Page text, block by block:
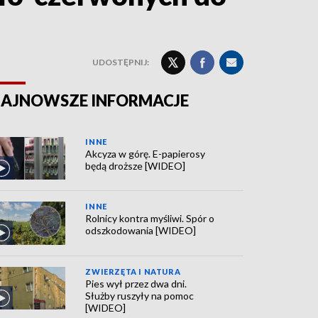
UDOSTĘPNIJ:
INFORMACJE
INNE
Akcyza w górę. E-papierosy
będą droższe [WIDEO]
INNE
Rolnicy kontra myśliwi. Spór o
odszkodowania [WIDEO]
ZWIERZĘTA I NATURA
Pies wył przez dwa dni.
Służby ruszyły na pomoc
[WIDEO]